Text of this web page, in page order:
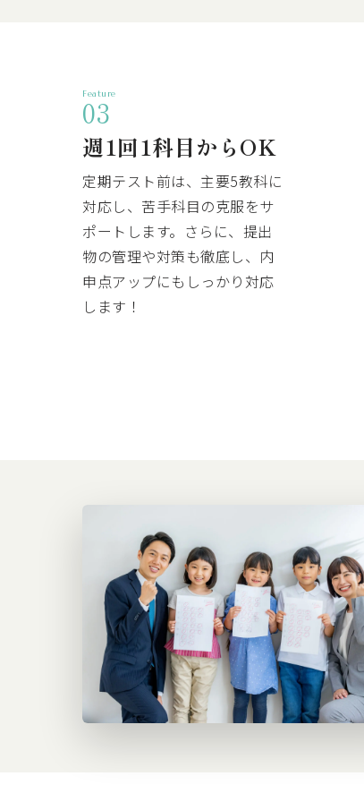
Feature
03
週1回1科目からOK
定期テスト前は、主要5教科に
対応し、苦手科目の克服をサ
ポートします。さらに、提出
物の管理や対策も徹底し、内
申点アップにもしっかり対応
します！